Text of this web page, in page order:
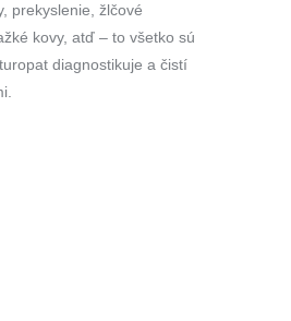
prekyslenie, žlčové
kovy, atď – to všetko sú
diagnostikuje a čistí